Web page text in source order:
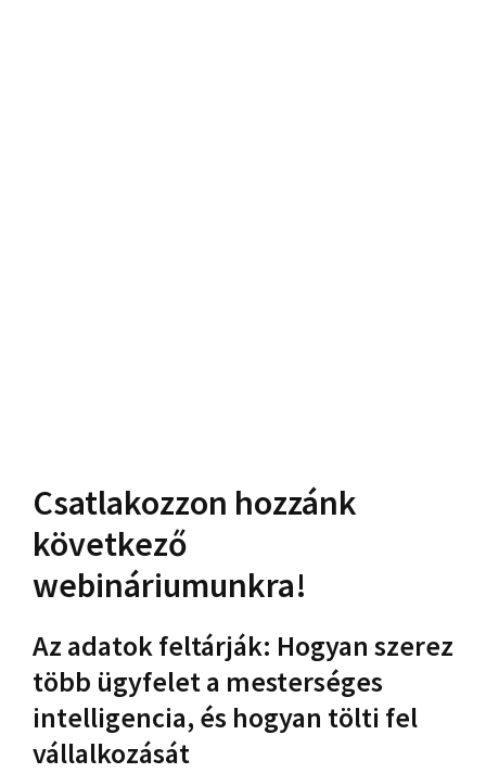
Csatlakozzon hozzánk
következő
webináriumunkra!
Az adatok feltárják: Hogyan szerez
több ügyfelet a mesterséges
intelligencia, és hogyan tölti fel
vállalkozását